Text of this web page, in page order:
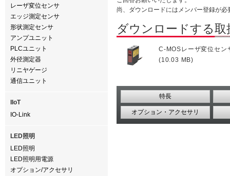
レーザ変位センサ
エッジ測定センサ
形状測定センサ
アンプユニット
PLCユニット
外径測定器
リニヤゲージ
通信ユニット
IIoT
IO-Link
LED照明
LED照明
LED照明用電源
オプション/アクセサリ
尚、ダウンロードにはメンバー登録が必
ダウンロードする取
C-MOSレーザ変位セ
(10.03 MB)
特長
オプション・アクセサリ